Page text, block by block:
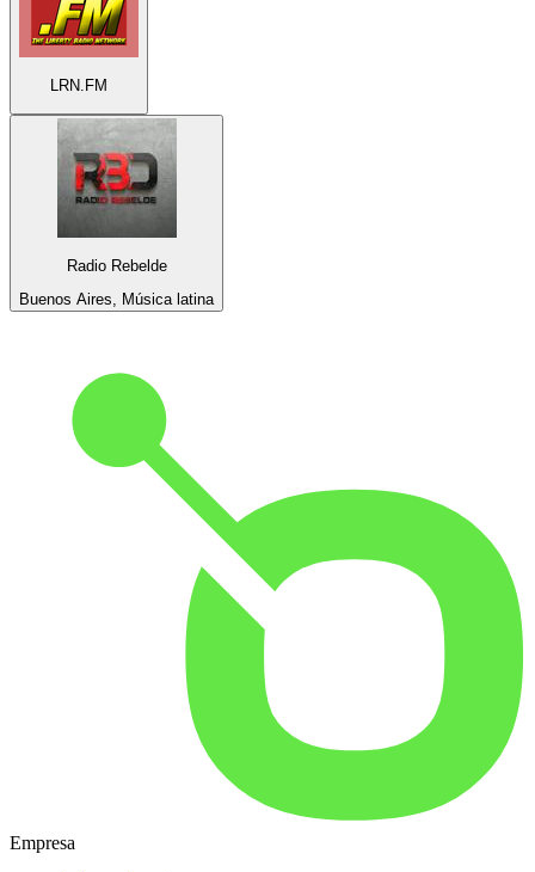
LRN.FM
Radio Rebelde
Buenos Aires, Música latina
Empresa